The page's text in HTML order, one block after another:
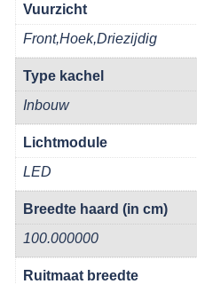
Vuurzicht
Front,Hoek,Driezijdig
Type kachel
Inbouw
Lichtmodule
LED
Breedte haard (in cm)
100.000000
Ruitmaat breedte